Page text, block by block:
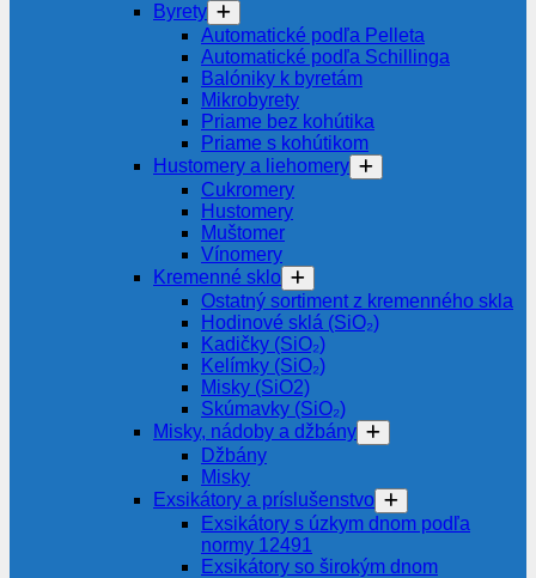
Byrety
Automatické podľa Pelleta
Automatické podľa Schillinga
Balóniky k byretám
Mikrobyrety
Priame bez kohútika
Priame s kohútikom
Hustomery a liehomery
Cukromery
Hustomery
Muštomer
Vínomery
Kremenné sklo
Ostatný sortiment z kremenného skla
Hodinové sklá (SiO₂)
Kadičky (SiO₂)
Kelímky (SiO₂)
Misky (SiO2)
Skúmavky (SiO₂)
Misky, nádoby a džbány
Džbány
Misky
Exsikátory a príslušenstvo
Exsikátory s úzkym dnom podľa
normy 12491
Exsikátory so širokým dnom